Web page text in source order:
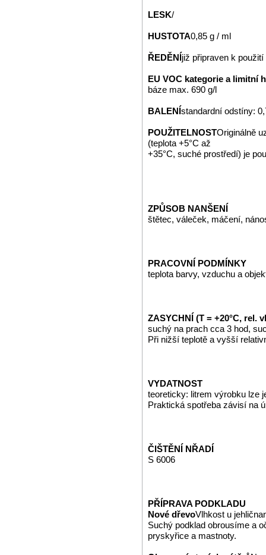
LESK/
HUSTOTA0,85 g / ml
ŘEDĚNÍjiž připraven k použití
EU VOC kategorie a limitní
báze max. 690 g/l
BALENÍstandardní odstíny:
POUŽITELNOSTOriginálně
(teplota +5°C až
+35°C, suché prostředí) je
ZPŮSOB NANŠENÍ
štětec, váleček, máčení,
PRACOVNÍ PODMÍNKY
teplota barvy, vzduchu a
ZASYCHNÍ (T = +20°C, rel.
suchý na prach cca 3 hod,
Při nižší teplotě a vyšší
VYDATNOST
teoreticky: litrem výrobku lze
Praktická spotřeba závisí na
ČIŠTĚNÍ NŘADÍ
S 6006
PŘÍPRAVA PODKLADU
Nové dřevoVlhkost u
Suchý podklad obrousíme a
pryskyřice a mastnoty.